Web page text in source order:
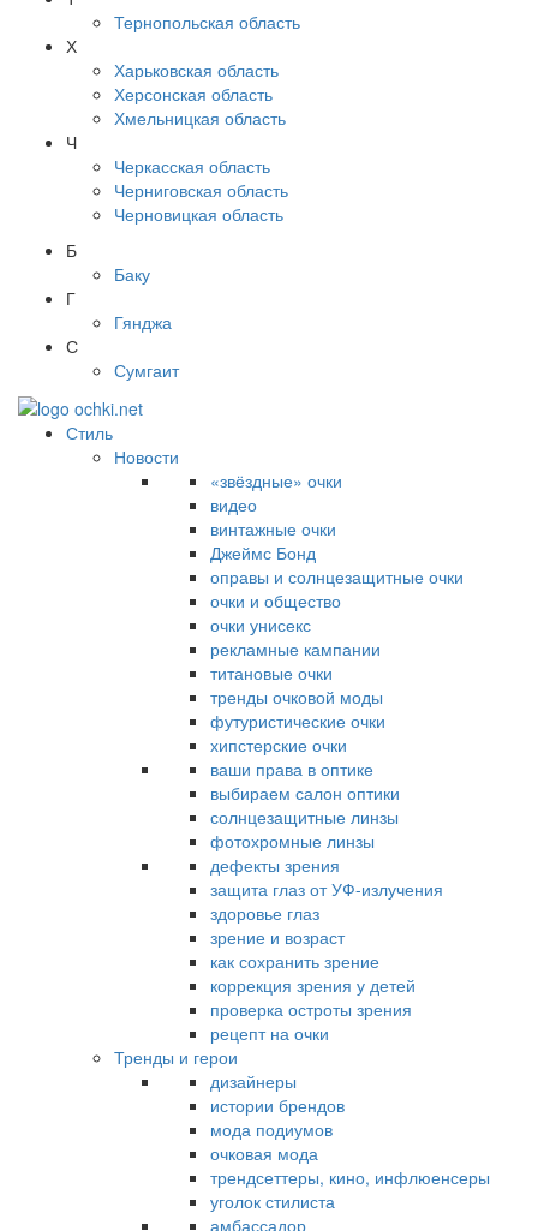
Тернопольская область
Х
Харьковская область
Херсонская область
Хмельницкая область
Ч
Черкасская область
Черниговская область
Черновицкая область
Б
Баку
Г
Гянджа
С
Сумгаит
Стиль
Новости
«звёздные» очки
видео
винтажные очки
Джеймс Бонд
оправы и солнцезащитные очки
очки и общество
очки унисекс
рекламные кампании
титановые очки
тренды очковой моды
футуристические очки
хипстерские очки
ваши права в оптике
выбираем салон оптики
солнцезащитные линзы
фотохромные линзы
дефекты зрения
защита глаз от УФ-излучения
здоровье глаз
зрение и возраст
как сохранить зрение
коррекция зрения у детей
проверка остроты зрения
рецепт на очки
Тренды и герои
дизайнеры
истории брендов
мода подиумов
очковая мода
трендсеттеры, кино, инфлюенсеры
уголок стилиста
амбассадор